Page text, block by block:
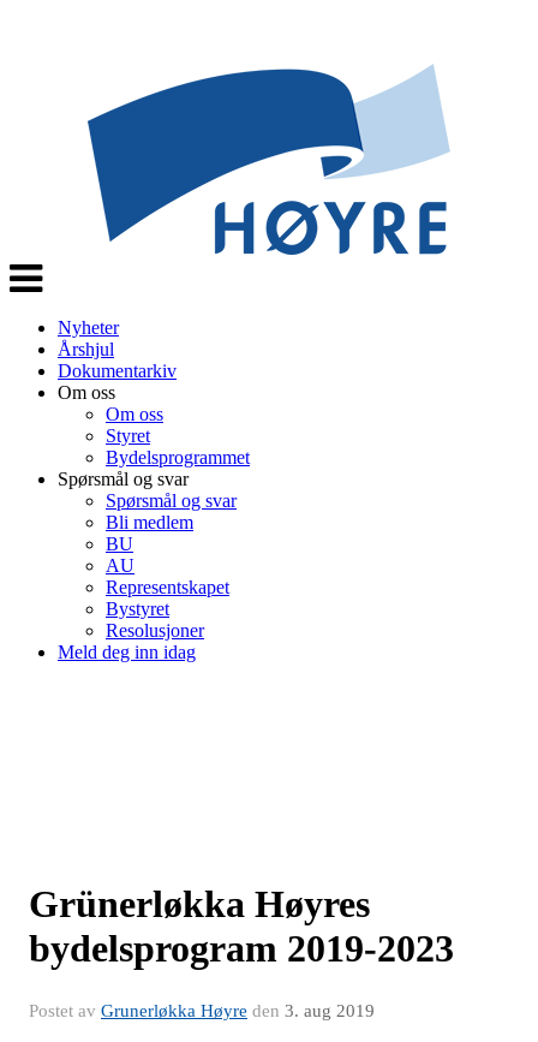
Veksle
navigasjon
Nyheter
Årshjul
Dokumentarkiv
Om oss
Om oss
Styret
Bydelsprogrammet
Spørsmål og svar
Spørsmål og svar
Bli medlem
BU
AU
Representskapet
Bystyret
Resolusjoner
Meld deg inn idag
Grünerløkka Høyres
bydelsprogram 2019-2023
Postet av Grunerløkka Høyre den 3. aug 2019